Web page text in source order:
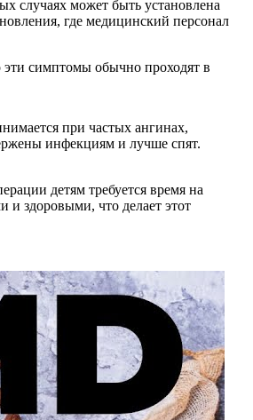
случаях может быть установлена
где медицинский персонал
симптомы обычно проходят в
при частых ангинах,
инфекциям и лучше спят.
детям требуется время на
и здоровыми, что делает этот